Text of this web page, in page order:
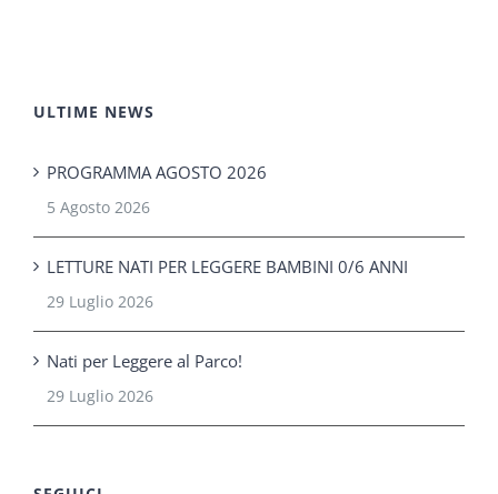
ULTIME NEWS
PROGRAMMA AGOSTO 2026
5 Agosto 2026
LETTURE NATI PER LEGGERE BAMBINI 0/6 ANNI
29 Luglio 2026
Nati per Leggere al Parco!
29 Luglio 2026